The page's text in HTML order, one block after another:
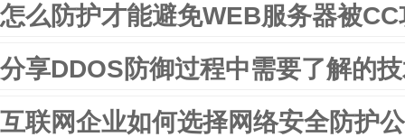
怎么防护才能避免WEB服务器被
分享DDOS防御过程中需要了解的
互联网企业如何选择网络安全防护